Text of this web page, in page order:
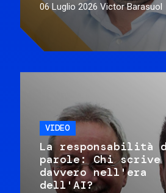
06 Luglio 2026 Victor Barasuol
VIDEO
La responsabilità
parole: Chi scrive
davvero nell'era
dell'AI?